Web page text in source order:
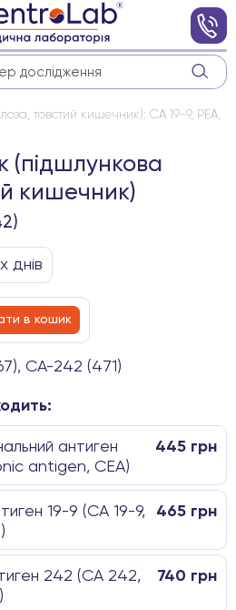
товстий кишечник): СА 19-9, РЕА,
(підшлункова
кишечник)
днів
в кошик
СА-242 (471)
антиген
antigen, CEA)
445 грн
19-9 (CA 19-9,
465 грн
242 (CA 242,
740 грн